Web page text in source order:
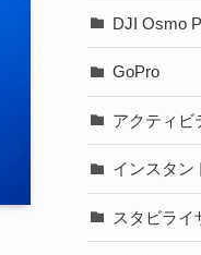
DJI Osmo
GoPro
アクティビ
インスタン
スタビライ